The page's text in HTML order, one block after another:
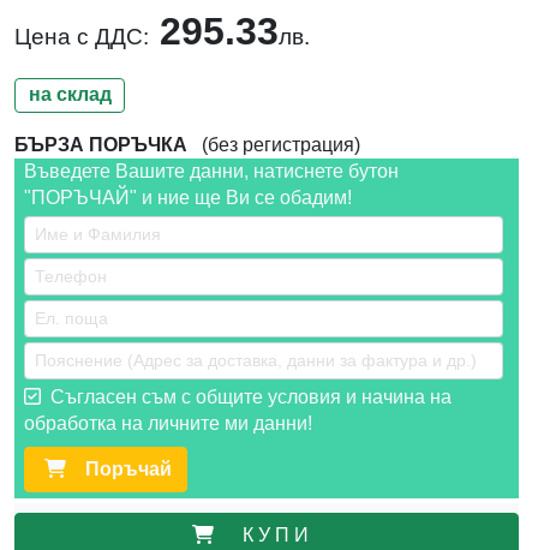
Цена с ДДС: 295.33лв.
на склад
БЪРЗА ПОРЪЧКА (без регистрация)
Въведете Вашите данни, натиснете бутон
"ПОРЪЧАЙ" и ние ще Ви се обадим!
Съгласен съм с общите условия и начина на
обработка на личните ми данни!
Поръчай
К У П И